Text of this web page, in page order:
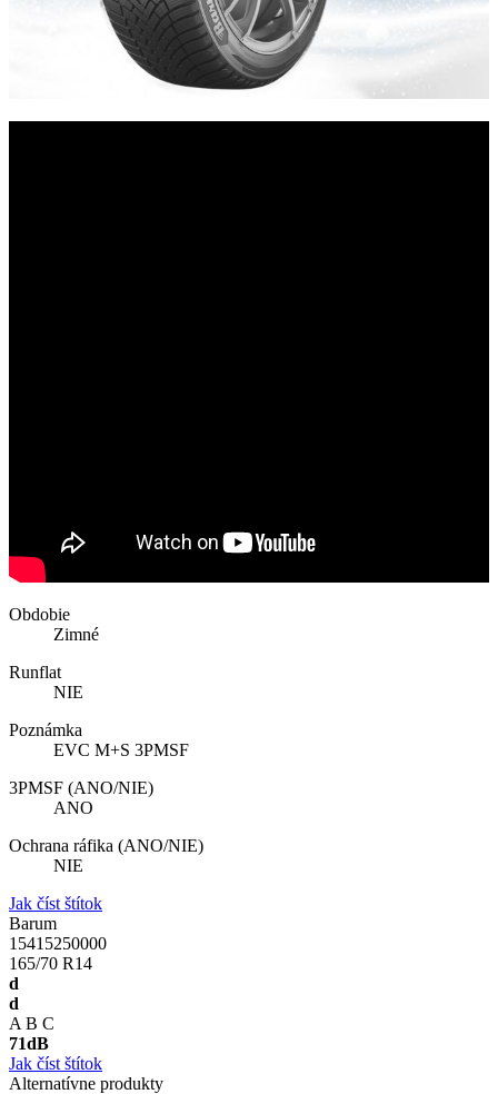
Obdobie
Zimné
Runflat
NIE
Poznámka
EVC M+S 3PMSF
3PMSF (ANO/NIE)
ANO
Ochrana ráfika (ANO/NIE)
NIE
Jak číst štítok
Barum
15415250000
165/70 R14
d
d
A B C
71dB
Jak číst štítok
Alternatívne produkty